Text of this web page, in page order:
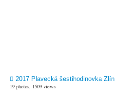
2017 Plavecká šestihodinovka Zlín
19 photos, 1509 views